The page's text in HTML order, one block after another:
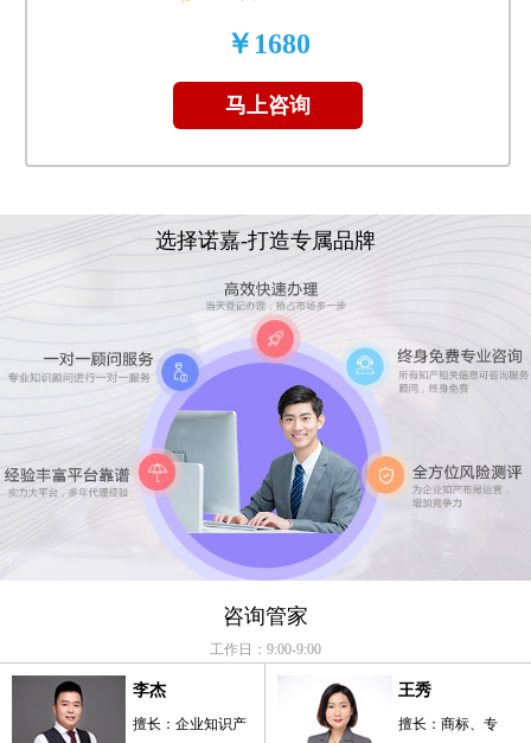
￥1680
马上咨询
选择诺嘉-打造专属品牌
咨询管家
工作日：9:00-9:00
李杰
擅长：企业知识产
王秀
擅长：商标、专